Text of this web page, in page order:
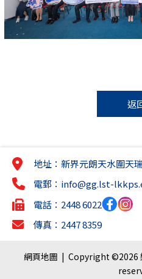
返
地址：新界元朗天水圍天
電郵： info@gg.lst-
電話：2448 6022
傳真：2447 8359
網頁地圖 | Copyright ©2026